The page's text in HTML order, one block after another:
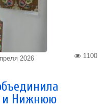
2026 1100
и Нижнюю